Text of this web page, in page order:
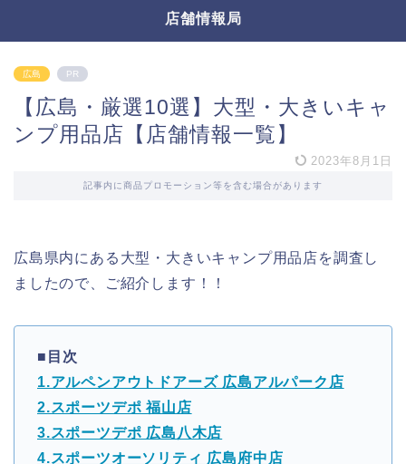
店舗情報局
広島 PR
【広島・厳選10選】大型・大きいキャ
ンプ用品店【店舗情報一覧】
2023年8月1日
記事内に商品プロモーション等を含む場合があります
広島県内にある大型・大きいキャンプ用品店を調査し
ましたので、ご紹介します！！
■目次
1.アルペンアウトドアーズ 広島アルパーク店
2.スポーツデポ 福山店
3.スポーツデポ 広島八木店
4.スポーツオーソリティ 広島府中店